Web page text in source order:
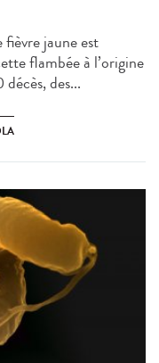
jaune est
flambée à l’origine
des...